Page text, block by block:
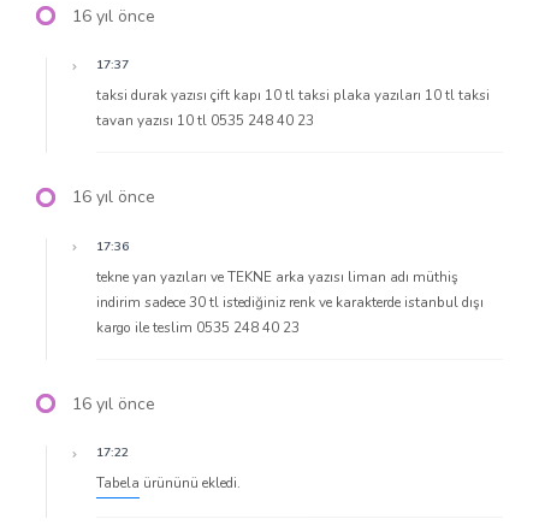
16 yıl önce
17:37
taksi durak yazısı çift kapı 10 tl taksi plaka yazıları 10 tl taksi
tavan yazısı 10 tl 0535 248 40 23
16 yıl önce
17:36
tekne yan yazıları ve TEKNE arka yazısı liman adı müthiş
indirim sadece 30 tl istediğiniz renk ve karakterde istanbul dışı
kargo ile teslim 0535 248 40 23
16 yıl önce
17:22
Tabela ürününü ekledi.